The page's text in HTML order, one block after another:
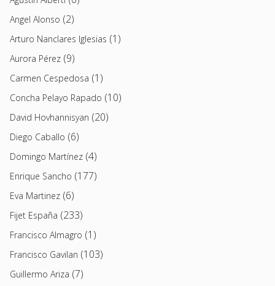
Angel Alonso (2)
Arturo Nanclares Iglesias (1)
Aurora Pérez (9)
Carmen Cespedosa (1)
Concha Pelayo Rapado (10)
David Hovhannisyan (20)
Diego Caballo (6)
Domingo Martínez (4)
Enrique Sancho (177)
Eva Martinez (6)
Fijet España (233)
Francisco Almagro (1)
Francisco Gavilan (103)
Guillermo Ariza (7)